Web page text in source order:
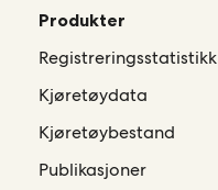
Produkter
Registreringsstatistikk
Kjøretøydata
Kjøretøybestand
Publikasjoner